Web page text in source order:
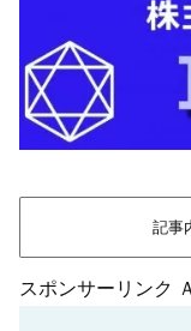
記事
スポンサーリンク